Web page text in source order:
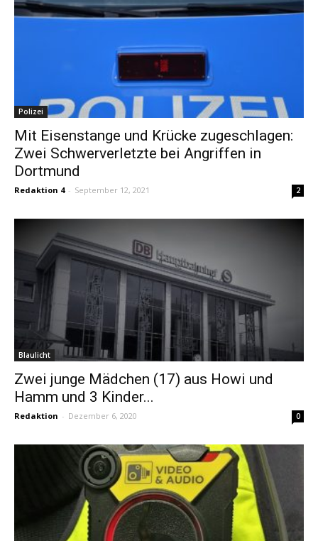
Polizei
Mit Eisenstange und Krücke zugeschlagen:
Zwei Schwerverletzte bei Angriffen in
Dortmund
Redaktion 4 - September 12, 2021 2
Blaulicht
Zwei junge Mädchen (17) aus Howi und
Hamm und 3 Kinder...
Redaktion - Dezember 6, 2020 0